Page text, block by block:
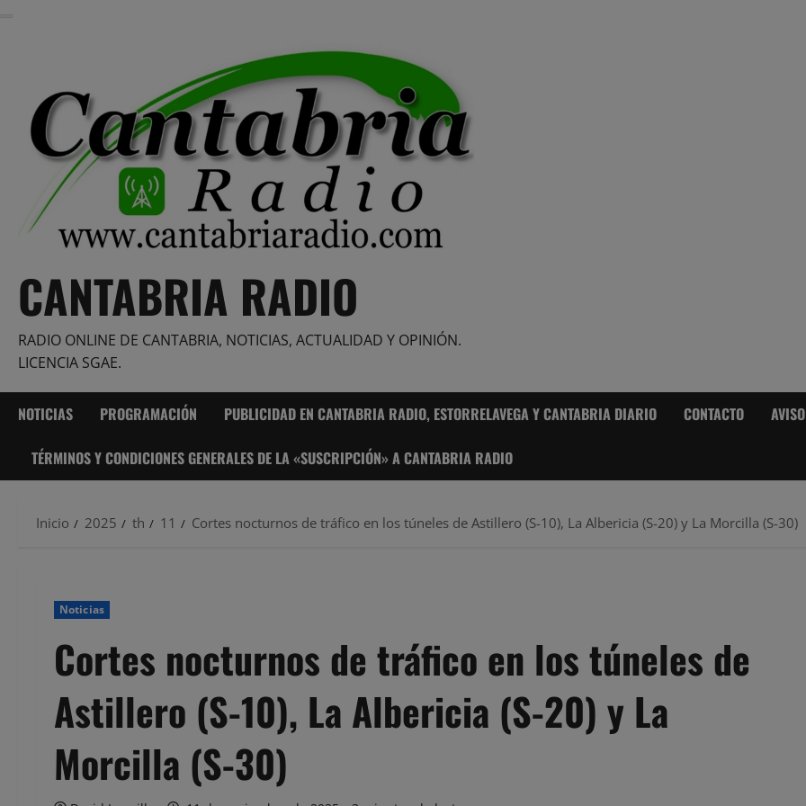
CANTABRIA RADIO
RADIO ONLINE DE CANTABRIA, NOTICIAS, ACTUALIDAD Y OPINIÓN.
LICENCIA SGAE.
NOTICIAS PROGRAMACIÓN PUBLICIDAD EN CANTABRIA RADIO, ESTORRELAVEGA Y CANTABRIA DIARIO CONTACTO
TÉRMINOS Y CONDICIONES GENERALES DE LA «SUSCRIPCIÓN» A CANTABRIA RADIO
Inicio 2025 th 11 Cortes nocturnos de tráfico en los túneles de Astillero (S-10), La Albericia (S-20) y La Morcilla (S-30)
Noticias
Cortes nocturnos de tráfico en los túneles de
Astillero (S-10), La Albericia (S-20) y La
Morcilla (S-30)